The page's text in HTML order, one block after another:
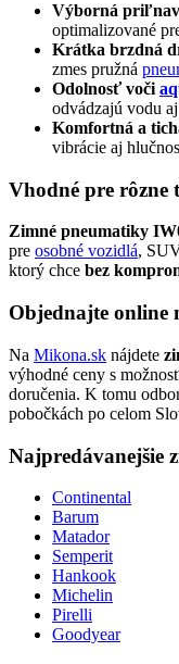
Výborná
optimalizované
Krátka brzdná
zmes pružná
Odolnosť voči
odvádzajú vodu
Komfortná a
vibrácie aj
Vhodné pre rôzne
Zimné pneumatiky
pre osobné vozidlá,
ktorý chce bez
Objednajte online
Na Mikona.sk nájdete
výhodné ceny s
doručenia. K tomu
pobočkách po celom
Najpredávanejšie
Continental
Barum
Matador
Semperit
Hankook
Michelin
Pirelli
Goodyear